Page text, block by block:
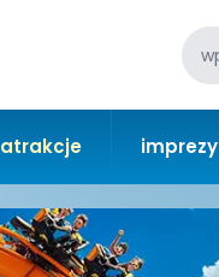
atrakcje imprezy